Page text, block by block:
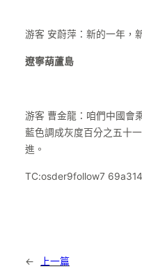
游客 安蔚萍：新的一年，
遼寧葫蘆島
游客 曹金龍：咱們中國會
藍色調成灰度百分之五十
進。
TC:osder9follow7
← 上一篇